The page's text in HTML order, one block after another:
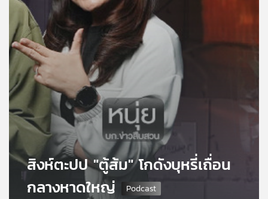
เกี่ยว
กับ
เรา
เครือ
ข่าย
วิทยุ
ไทย สิงห์ตะปป "ตู้ส้ม" โกดังบุหรี่เถื่อน
กลางหาดใหญ่